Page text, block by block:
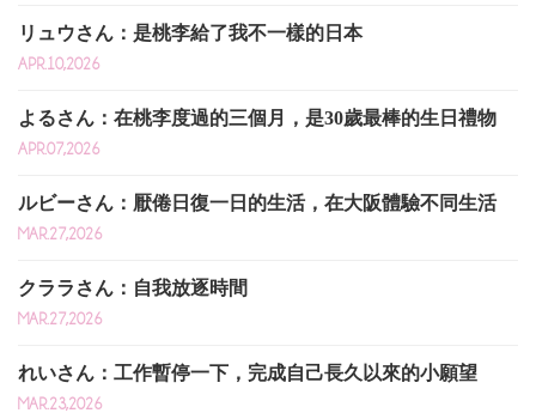
リュウさん：是桃李給了我不一樣的日本
APR.10,2026
よるさん：在桃李度過的三個月，是30歲最棒的生日禮物
APR.07,2026
ルビーさん：厭倦日復一日的生活，在大阪體驗不同生活
MAR.27,2026
クララさん：自我放逐時間
MAR.27,2026
れいさん：工作暫停一下，完成自己長久以來的小願望
MAR.23,2026